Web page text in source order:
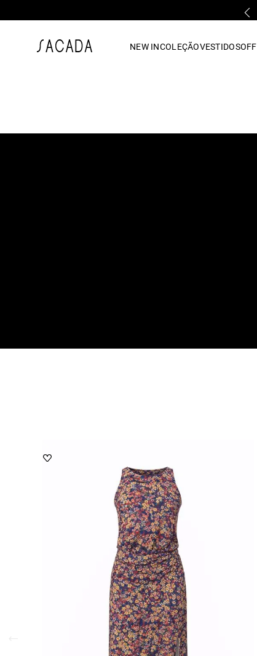
NEW INCOLEÇÃOVESTIDOSOFF
vestido midi
7º macacão